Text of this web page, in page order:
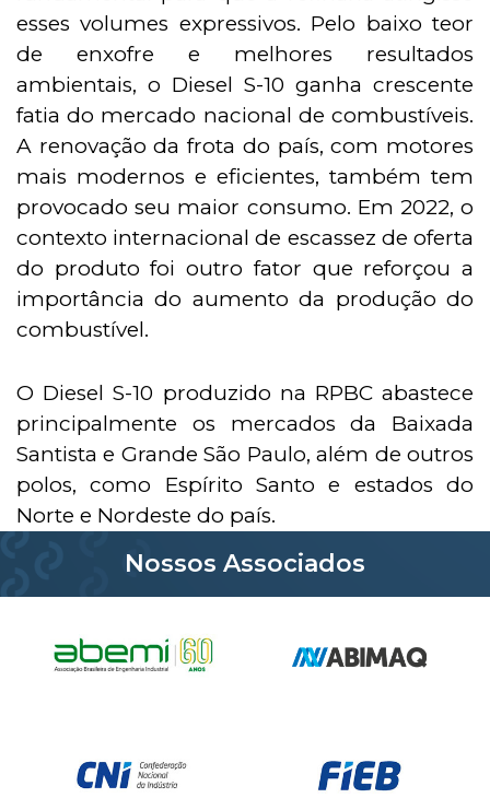
esses volumes expressivos. Pelo baixo teor
de enxofre e melhores resultados
ambientais, o Diesel S-10 ganha crescente
fatia do mercado nacional de combustíveis.
A renovação da frota do país, com motores
mais modernos e eficientes, também tem
provocado seu maior consumo. Em 2022, o
contexto internacional de escassez de oferta
do produto foi outro fator que reforçou a
importância do aumento da produção do
combustível.
O Diesel S-10 produzido na RPBC abastece
principalmente os mercados da Baixada
Santista e Grande São Paulo, além de outros
polos, como Espírito Santo e estados do
Norte e Nordeste do país.
Nossos Associados